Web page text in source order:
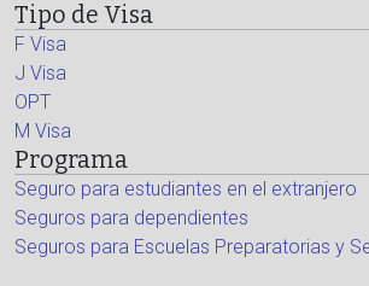
Tipo de Visa
F Visa
J Visa
OPT
M Visa
Programa
Seguro para estudiantes en el extranjero
Seguros para dependientes
Seguros para Escuelas Preparatorias y